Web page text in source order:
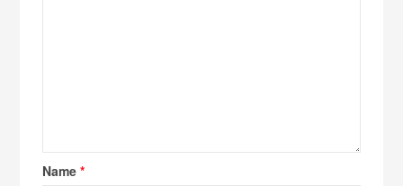
Name*